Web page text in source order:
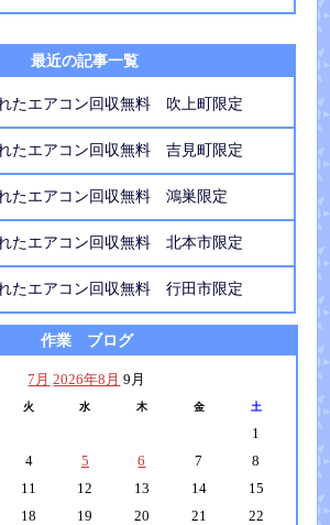
最近の記事一覧
たエアコン回収無料 吹上町限定
たエアコン回収無料 吉見町限定
たエアコン回収無料 鴻巣限定
たエアコン回収無料 北本市限定
たエアコン回収無料 行田市限定
作業 ブログ
7月 2026年8月 9月
火 水 木 金 土
1
4 5 6 7
8
11 12 13 14
15
18 19 20 21
22